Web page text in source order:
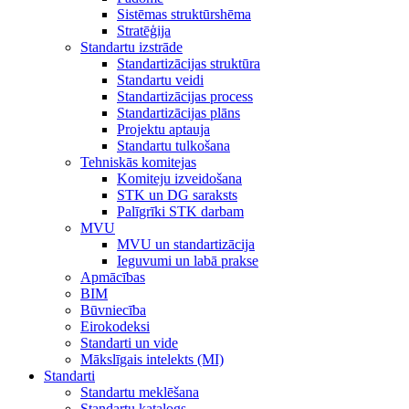
Sistēmas struktūrshēma
Stratēģija
Standartu izstrāde
Standartizācijas struktūra
Standartu veidi
Standartizācijas process
Standartizācijas plāns
Projektu aptauja
Standartu tulkošana
Tehniskās komitejas
Komiteju izveidošana
STK un DG saraksts
Palīgrīki STK darbam
MVU
MVU un standartizācija
Ieguvumi un labā prakse
Apmācības
BIM
Būvniecība
Eirokodeksi
Standarti un vide
Mākslīgais intelekts (MI)
Standarti
Standartu meklēšana